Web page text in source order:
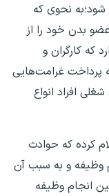
نحوی که
بدن خود را از
که کارگران و
پرداخت غرامت‌هایی
افراد انواع
کرده که حوادث
وظیفه و به سبب آن
انجام وظیفه